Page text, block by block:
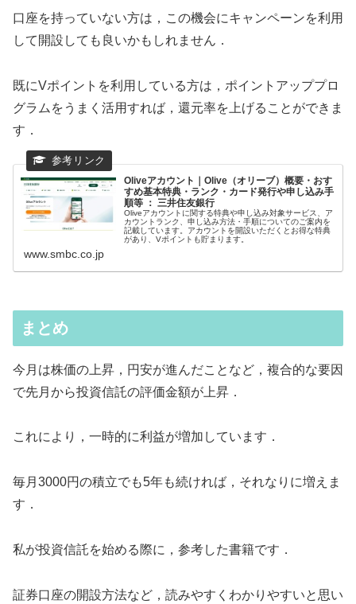
口座を持っていない方は，この機会にキャンペーンを利用
して開設しても良いかもしれません．
既にVポイントを利用している方は，ポイントアッププロ
グラムをうまく活用すれば，還元率を上げることができま
す．
Oliveアカウント｜Olive（オリーブ）概要・おす
すめ基本特典・ランク・カード発行や申し込み手
順等 ： 三井住友銀行
Oliveアカウントに関する特典や申し込み対象サービス、ア
カウントランク、申し込み方法・手順についてのご案内を
記載しています。アカウントを開設いただくとお得な特典
があり、Vポイントも貯まります。
www.smbc.co.jp
まとめ
今月は株価の上昇，円安が進んだことなど，複合的な要因
で先月から投資信託の評価金額が上昇．
これにより，一時的に利益が増加しています．
毎月3000円の積立でも5年も続ければ，それなりに増えま
す．
私が投資信託を始める際に，参考した書籍です．
証券口座の開設方法など，読みやすくわかりやすいと思い